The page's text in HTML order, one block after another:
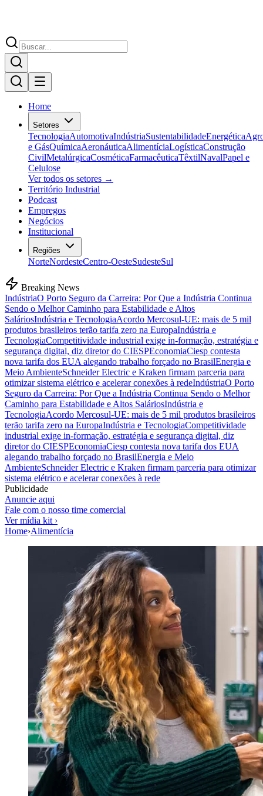
Home
Setores
TecnologiaAutomotivaIndústriaSustentabilidadeEnergética
e GásQuímicaAeronáuticaAlimentíciaLogísticaConstrução
CivilMetalúrgicaCosméticaFarmacêuticaTêxtilNavalPapel e
Celulose
Ver todos os setores →
Território Industrial
Podcast
Empregos
Negócios
Institucional
Regiões
NorteNordesteCentro-OesteSudesteSul
Breaking News
IndústriaO Porto Seguro da Carreira: Por Que a Indústria Continua
Sendo o Melhor Caminho para Estabilidade e Altos
SaláriosIndústria e TecnologiaAcordo Mercosul-UE: mais de 5 mil
produtos brasileiros terão tarifa zero na EuropaIndústria e
TecnologiaCompetitividade industrial exige in-formação, estratégia e
segurança digital, diz diretor do CIESPEconomiaCiesp contesta
nova tarifa dos EUA alegando trabalho forçado no BrasilEnergia e
Meio AmbienteSchneider Electric e Kraken firmam parceria para
otimizar sistema elétrico e acelerar conexões à redeIndústriaO Porto
Seguro da Carreira: Por Que a Indústria Continua Sendo o Melhor
Caminho para Estabilidade e Altos SaláriosIndústria e
TecnologiaAcordo Mercosul-UE: mais de 5 mil produtos brasileiros
terão tarifa zero na EuropaIndústria e TecnologiaCompetitividade
industrial exige in-formação, estratégia e segurança digital, diz
diretor do CIESPEconomiaCiesp contesta nova tarifa dos EUA
alegando trabalho forçado no BrasilEnergia e Meio
AmbienteSchneider Electric e Kraken firmam parceria para otimizar
sistema elétrico e acelerar conexões à rede
Publicidade
Anuncie aqui
Fale com o nosso time comercial
Ver mídia kit ›
Home›Alimentícia